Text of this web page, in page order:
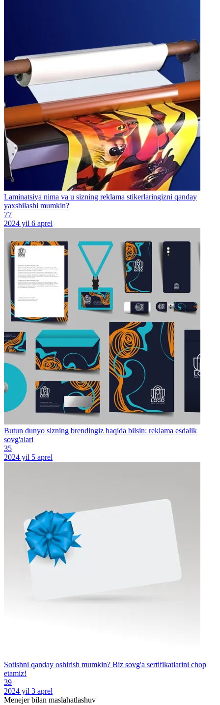
Laminatsiya nima va u sizning reklama stikerlaringizni qanday
yaxshilashi mumkin?
77
2024 yil 6 aprel
Butun dunyo sizning brendingiz haqida bilsin: reklama esdalik
sovg'alari
35
2024 yil 5 aprel
Sotishni qanday oshirish mumkin? Biz sovg'a sertifikatlarini chop
etamiz!
39
2024 yil 3 aprel
Menejer bilan maslahatlashuv